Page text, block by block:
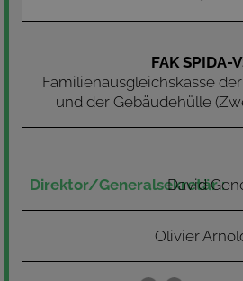
FAK SPIDA-
Familienausgleichskasse
und der Gebäudehülle
David
Olivier